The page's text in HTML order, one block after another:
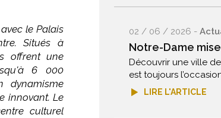
le Palais
Situés à
offrent une
6 000
dynamisme
innovant. Le
culturel
02 / 06 / 2026 -
Notre-Dame
Découvrir une ville
est toujours
LIRE L'ARTICLE